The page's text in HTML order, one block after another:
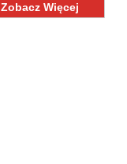
Zobacz Więcej